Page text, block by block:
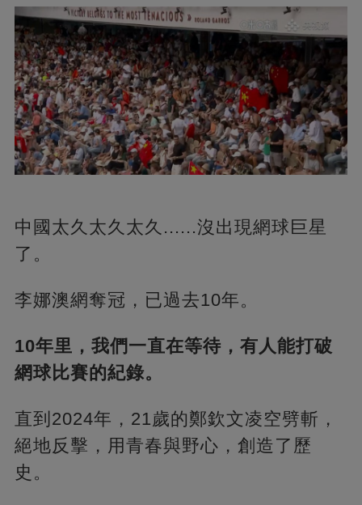
中國太久太久太久......沒出現網球巨星
了。
李娜澳網奪冠，已過去10年。
10年里，我們一直在等待，有人能打破
網球比賽的紀錄。
直到2024年，21歲的鄭欽文凌空劈斬，
絕地反擊，用青春與野心，創造了歷
史。